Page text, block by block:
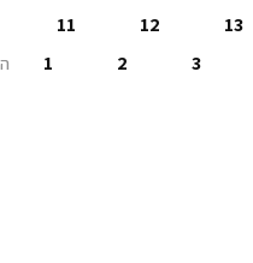
13
12
11
3
2
1